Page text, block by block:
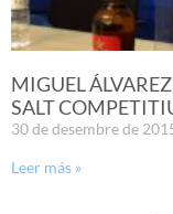
MIGUEL
SALT
30 de desembre de
Leer más »